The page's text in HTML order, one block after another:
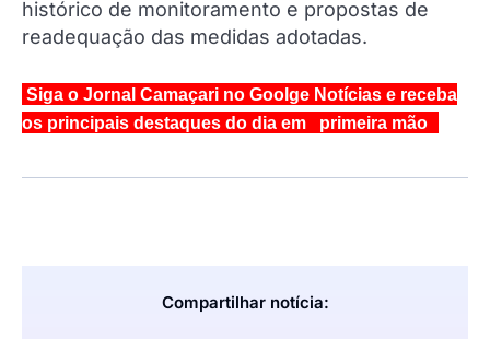
histórico de monitoramento e propostas de
readequação das medidas adotadas.
Siga o Jornal Camaçari no Goolge Notícias e receba
os principais destaques do dia em primeira mão
Compartilhar notícia: